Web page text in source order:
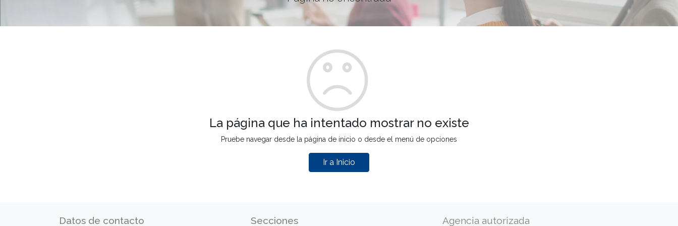
La página que ha intentado mostrar no existe
Pruebe navegar desde la página de inicio o desde el menú de opciones
Ir a Inicio
Datos de contacto Secciones Agencia autorizada